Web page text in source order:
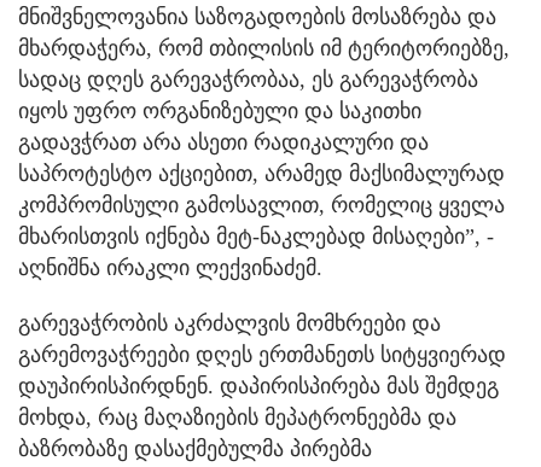
მნიშვნელოვანია საზოგადოების მოსაზრება და
მხარდაჭერა, რომ თბილისის იმ ტერიტორიებზე,
სადაც დღეს გარევაჭრობაა, ეს გარევაჭრობა
იყოს უფრო ორგანიზებული და საკითხი
გადავჭრათ არა ასეთი რადიკალური და
საპროტესტო აქციებით, არამედ მაქსიმალურად
კომპრომისული გამოსავლით, რომელიც ყველა
მხარისთვის იქნება მეტ-ნაკლებად მისაღები”, -
აღნიშნა ირაკლი ლექვინაძემ.
გარევაჭრობის აკრძალვის მომხრეები და
გარემოვაჭრეები დღეს ერთმანეთს სიტყვიერად
დაუპირისპირდნენ. დაპირისპირება მას შემდეგ
მოხდა, რაც მაღაზიების მეპატრონეებმა და
ბაზრობაზე დასაქმებულმა პირებმა